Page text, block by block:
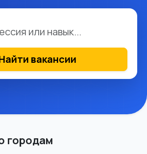
вакансии
городам